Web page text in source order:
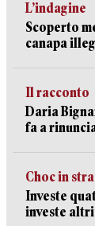
L’indagine
Scoperto
canapa
Il racconto
Daria
fa a
Choc in
Investe
investe altri